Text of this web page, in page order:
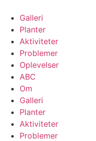
content
Galleri
Planter
Aktiviteter
Problemer
Oplevelser
ABC
Om
Galleri
Planter
Aktiviteter
Problemer